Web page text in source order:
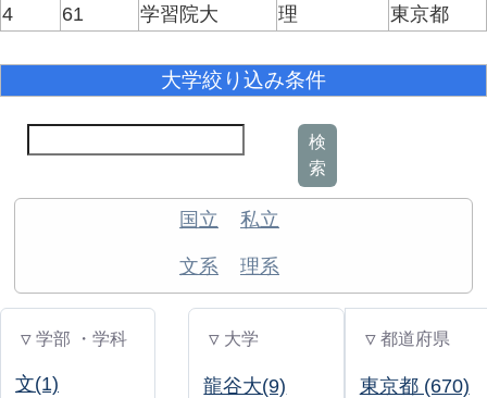
4
61 学習院大 理 東京都
大学絞り込み条件
検
索
国立 私立
文系 理系
▽ 学部 ・学科
文(1)
▽ 大学
龍谷大(9)
▽ 都道府県
東京都 (670)